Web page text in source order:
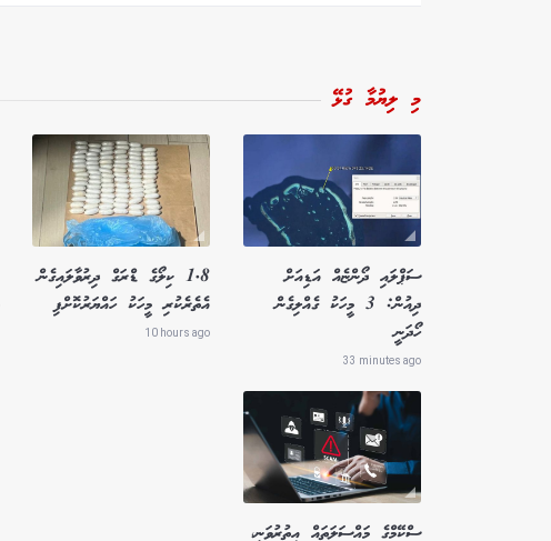
މި ލިޔުމާ ގުޅޭ
ސަޕްލައި ދޯންޏެއް އަޑިއަށް
ދިއުން: 3 މީހަކު ގެއްލިގެން
ހޯދަނީ
33 minutes ago
1.8 ކިލޯގެ ޑްރަގް ދިރުވާލައިގެން
އެތެރެކުރި މީހަކު ހައްޔަރުކޮށްފި
10 hours ago
ސްކޭމްގެ މައްސަލަތައް އިތުރުވަނީ،